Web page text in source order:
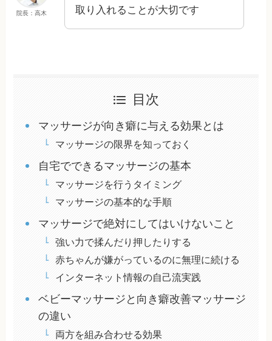
院長：高木
取り入れることが大切です
目次
マッサージが向き癖に与える効果とは
マッサージの限界を知っておく
自宅でできるマッサージの基本
マッサージを行うタイミング
マッサージの基本的な手順
マッサージで絶対にしてはいけないこと
強い力で揉んだり押したりする
赤ちゃんが嫌がっているのに無理に続ける
インターネット情報の自己流実践
ベビーマッサージと向き癖改善マッサージ
の違い
両方を組み合わせる効果